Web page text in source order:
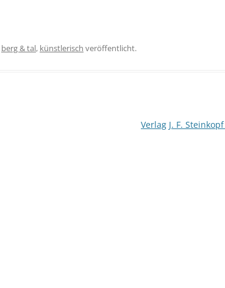
berg & tal, künstlerisch veröffentlicht.
Verlag J. F. Steinkopf